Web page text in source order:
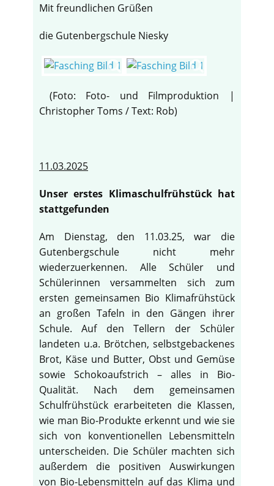
Mit freundlichen Grüßen
die Gutenbergschule Niesky
(Foto: Foto- und Filmproduktion |
Christopher Toms / Text: Rob)
11.03.2025
Unser erstes Klimaschulfrühstück hat
stattgefunden
Am Dienstag, den 11.03.25, war die
Gutenbergschule nicht mehr
wiederzuerkennen. Alle Schüler und
Schülerinnen versammelten sich zum
ersten gemeinsamen Bio Klimafrühstück
an großen Tafeln in den Gängen ihrer
Schule. Auf den Tellern der Schüler
landeten u.a. Brötchen, selbstgebackenes
Brot, Käse und Butter, Obst und Gemüse
sowie Schokoaufstrich – alles in Bio-
Qualität. Nach dem gemeinsamen
Schulfrühstück erarbeiteten die Klassen,
wie man Bio-Produkte erkennt und wie sie
sich von konventionellen Lebensmitteln
unterscheiden. Die Schüler machten sich
außerdem die positiven Auswirkungen
von Bio-Lebensmitteln auf das Klima und